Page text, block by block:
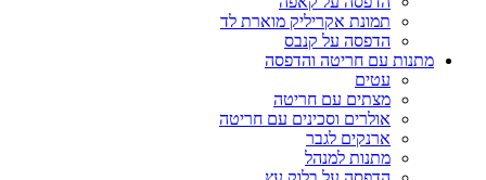
תמונת אקריליק מוארת לד
הדפסה על קנבס
מתנות עם חריטה והדפסה
עטים
מצתים עם חריטה
אולרים וסכינים עם חריטה
ארנקים לגבר
מתנות למנהל